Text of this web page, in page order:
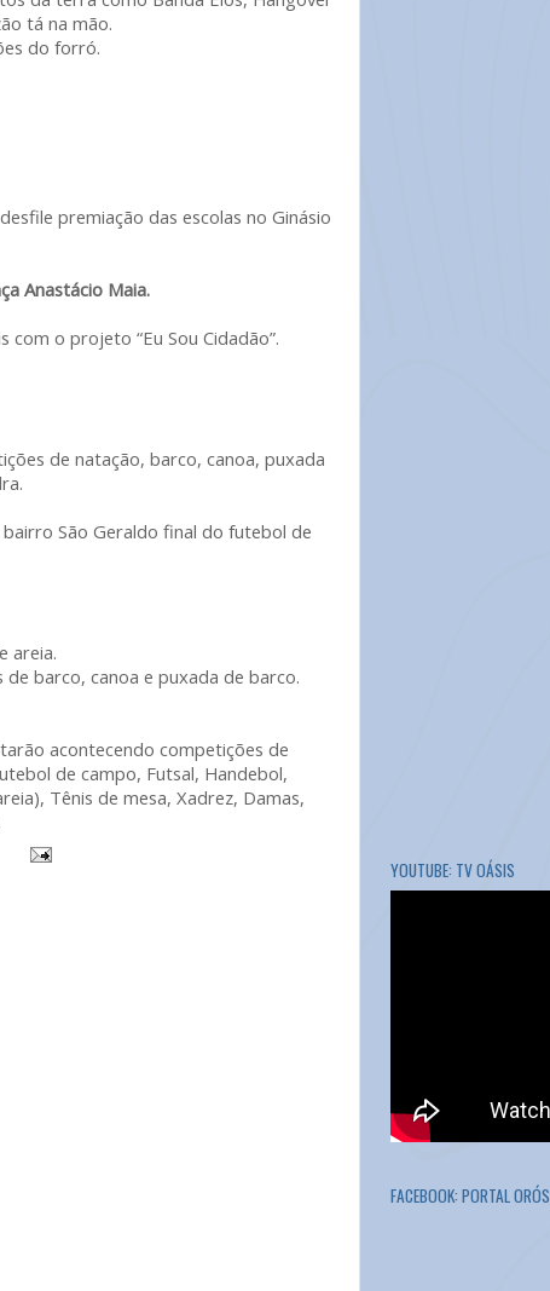
tá na mão.
do forró.
premiação das escolas no Ginásio
Anastácio Maia.
com o projeto “Eu Sou Cidadão”.
de natação, barco, canoa, puxada
São Geraldo final do futebol de
areia.
de barco, canoa e puxada de barco.
acontecendo competições de
de campo, Futsal, Handebol,
Tênis de mesa, Xadrez, Damas,
YOUTUBE: TV OÁSIS
FACEBOOK: PORTAL ORÓS